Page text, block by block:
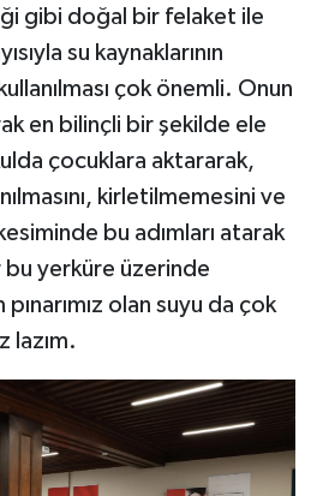
gibi doğal bir felaket ile
su kaynaklarının
çok önemli. Onun
en bilinçli bir şekilde ele
çocuklara aktararak,
kirletilmemesini ve
bu adımları atarak
bu yerküre üzerinde
olan suyu da çok
lazım.